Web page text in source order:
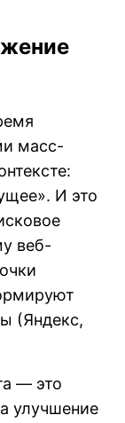
масс-
И это
веб-
(Яндекс,
— это
улучшение